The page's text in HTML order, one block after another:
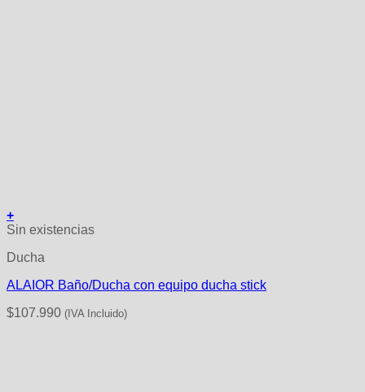
+
Sin existencias
Ducha
ALAIOR Baño/Ducha con equipo ducha stick
$107.990 (IVA Incluido)